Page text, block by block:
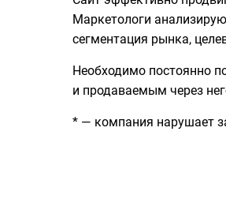
Маркетологи
сегментация рынка,
Необходимо постоянно
и продаваемым через
* — компания нарушает